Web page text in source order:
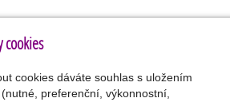
cookies
cookies dáváte souhlas s uložením
preferenční, výkonnostní,